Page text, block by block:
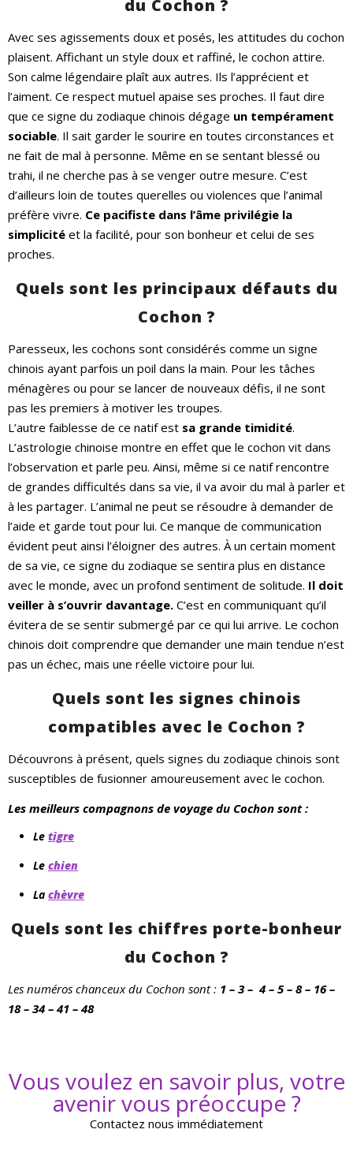
du Cochon ?
Avec ses agissements doux et posés, les attitudes du cochon
plaisent. Affichant un style doux et raffiné, le cochon attire.
Son calme légendaire plaît aux autres. Ils l’apprécient et
l’aiment. Ce respect mutuel apaise ses proches. Il faut dire
que ce signe du zodiaque chinois dégage un tempérament
sociable. Il sait garder le sourire en toutes circonstances et
ne fait de mal à personne. Même en se sentant blessé ou
trahi, il ne cherche pas à se venger outre mesure. C’est
d’ailleurs loin de toutes querelles ou violences que l’animal
préfère vivre. Ce pacifiste dans l’âme privilégie la
simplicité et la facilité, pour son bonheur et celui de ses
proches.
Quels sont les principaux défauts du
Cochon ?
Paresseux, les cochons sont considérés comme un signe
chinois ayant parfois un poil dans la main. Pour les tâches
ménagères ou pour se lancer de nouveaux défis, il ne sont
pas les premiers à motiver les troupes.
L’autre faiblesse de ce natif est sa grande timidité.
L’astrologie chinoise montre en effet que le cochon vit dans
l’observation et parle peu. Ainsi, même si ce natif rencontre
de grandes difficultés dans sa vie, il va avoir du mal à parler et
à les partager. L’animal ne peut se résoudre à demander de
l’aide et garde tout pour lui. Ce manque de communication
évident peut ainsi l’éloigner des autres. À un certain moment
de sa vie, ce signe du zodiaque se sentira plus en distance
avec le monde, avec un profond sentiment de solitude. Il doit
veiller à s’ouvrir davantage. C’est en communiquant qu’il
évitera de se sentir submergé par ce qui lui arrive. Le cochon
chinois doit comprendre que demander une main tendue n’est
pas un échec, mais une réelle victoire pour lui.
Quels sont les signes chinois
compatibles avec le Cochon ?
Découvrons à présent, quels signes du zodiaque chinois sont
susceptibles de fusionner amoureusement avec le cochon.
Les meilleurs compagnons de voyage du Cochon sont :
Le tigre
Le chien
La chèvre
Quels sont les chiffres porte-bonheur
du Cochon ?
Les numéros chanceux du Cochon sont : 1 – 3 – 4 – 5 – 8 – 16 –
18 – 34 – 41 – 48
Vous voulez en savoir plus, votre
avenir vous préoccupe ?
Contactez nous immédiatement